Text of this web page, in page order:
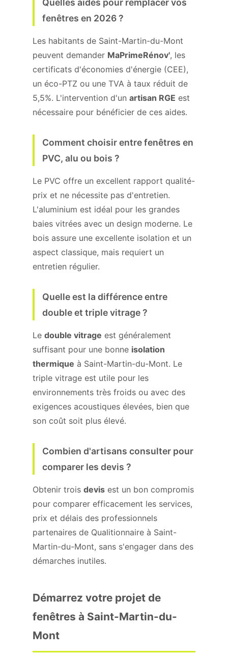
Quelles aides pour remplacer vos
fenêtres en 2026 ?
Les habitants de Saint-Martin-du-Mont
peuvent demander MaPrimeRénov', les
certificats d'économies d'énergie (CEE),
un éco-PTZ ou une TVA à taux réduit de
5,5%. L'intervention d'un artisan RGE est
nécessaire pour bénéficier de ces aides.
Comment choisir entre fenêtres en
PVC, alu ou bois ?
Le PVC offre un excellent rapport qualité-
prix et ne nécessite pas d'entretien.
L'aluminium est idéal pour les grandes
baies vitrées avec un design moderne. Le
bois assure une excellente isolation et un
aspect classique, mais requiert un
entretien régulier.
Quelle est la différence entre
double et triple vitrage ?
Le double vitrage est généralement
suffisant pour une bonne isolation
thermique à Saint-Martin-du-Mont. Le
triple vitrage est utile pour les
environnements très froids ou avec des
exigences acoustiques élevées, bien que
son coût soit plus élevé.
Combien d'artisans consulter pour
comparer les devis ?
Obtenir trois devis est un bon compromis
pour comparer efficacement les services,
prix et délais des professionnels
partenaires de Qualitionnaire à Saint-
Martin-du-Mont, sans s'engager dans des
démarches inutiles.
Démarrez votre projet de
fenêtres à Saint-Martin-du-
Mont